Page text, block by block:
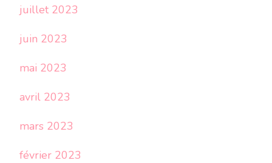
juillet 2023
juin 2023
mai 2023
avril 2023
mars 2023
février 2023